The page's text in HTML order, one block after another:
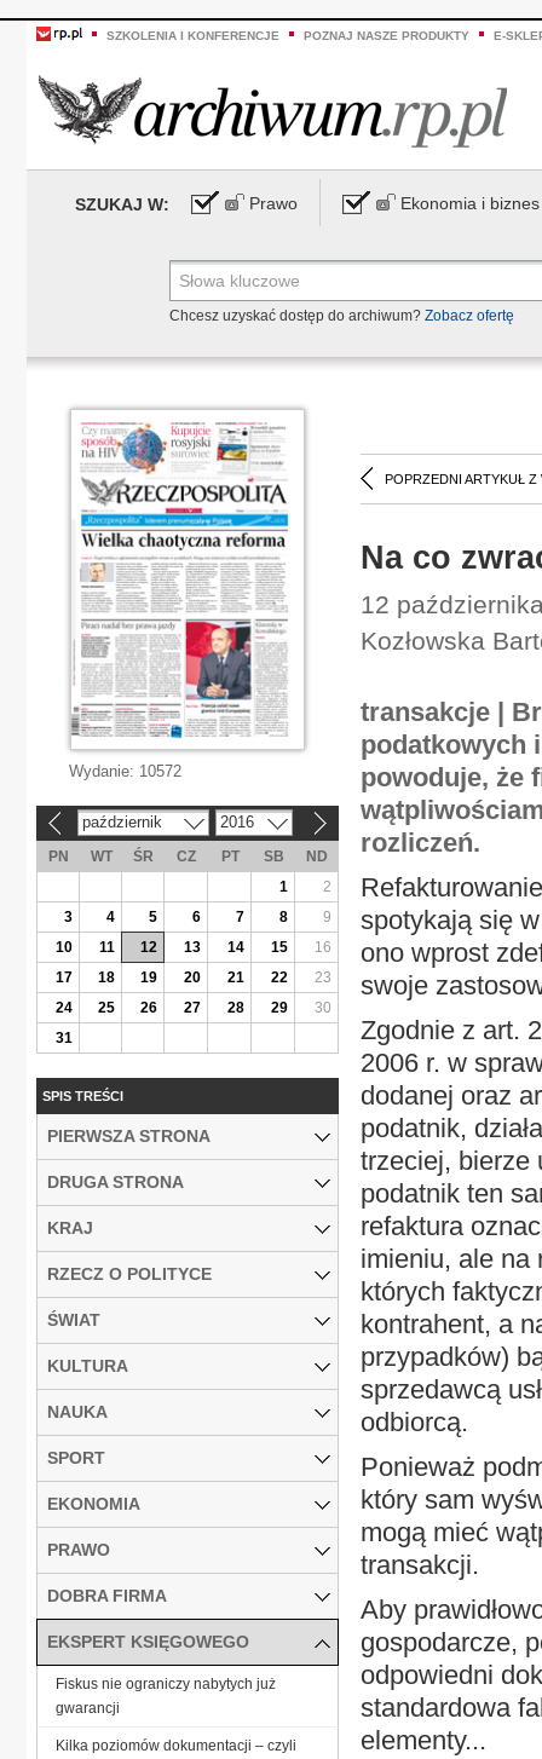
SZKOLENIA I KONFERENCJE POZNAJ NASZE PRODUKTY E-
SZUKAJ W: Prawo Ekonomia i biznes
Chcesz uzyskać dostęp do archiwum? Zobacz ofertę
POPRZEDNI ARTYKUŁ Z
Na co
12
Kozłowska
transakcje |
podatkowych
powoduje, że
rozliczeń.
spotykają się
ono wprost
swoje
Zgodnie z art.
2006 r. w
dodanej oraz
podatnik,
trzeciej, bierze
podatnik ten
refaktura
imieniu, ale na
których
kontrahent, a
przypadków)
sprzedawcą
odbiorcą.
Ponieważ
który sam
mogą mieć
transakcji.
Aby
gospodarcze,
odpowiedni
standardowa
elementy...
Wydanie: 10572
październik 2016
PN WT ŚR CZ PT SB
ND
1
2
3
4 5 6 7 8
9
10
11 12 13 14 15
16
17
18 19 20 21 22
23
24
25 26 27 28 29
30
31
SPIS TREŚCI
PIERWSZA STRONA
DRUGA STRONA
KRAJ
RZECZ O POLITYCE
ŚWIAT
KULTURA
NAUKA
SPORT
EKONOMIA
PRAWO
DOBRA FIRMA
EKSPERT KSIĘGOWEGO
Fiskus nie ograniczy nabytych już
gwarancji
Kilka poziomów dokumentacji – czyli